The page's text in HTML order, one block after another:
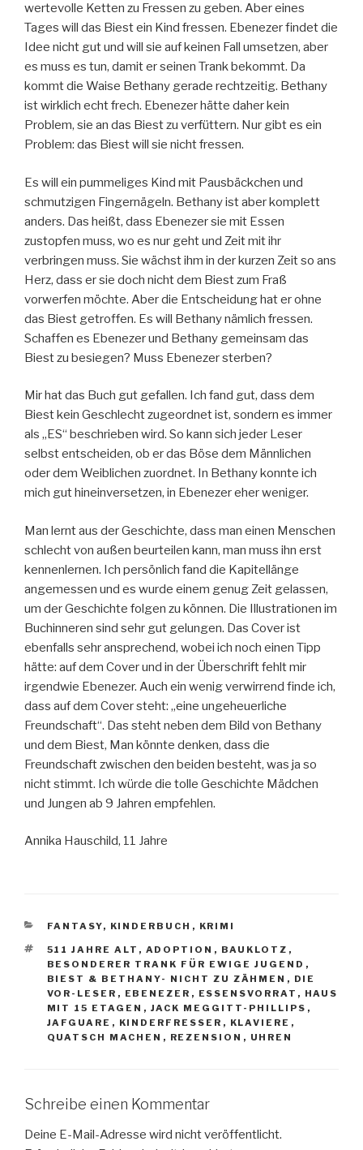
wertevolle Ketten zu Fressen zu geben. Aber eines
Tages will das Biest ein Kind fressen. Ebenezer findet die
Idee nicht gut und will sie auf keinen Fall umsetzen, aber
es muss es tun, damit er seinen Trank bekommt. Da
kommt die Waise Bethany gerade rechtzeitig. Bethany
ist wirklich echt frech. Ebenezer hätte daher kein
Problem, sie an das Biest zu verfüttern. Nur gibt es ein
Problem: das Biest will sie nicht fressen.
Es will ein pummeliges Kind mit Pausbäckchen und
schmutzigen Fingernägeln. Bethany ist aber komplett
anders. Das heißt, dass Ebenezer sie mit Essen
zustopfen muss, wo es nur geht und Zeit mit ihr
verbringen muss. Sie wächst ihm in der kurzen Zeit so ans
Herz, dass er sie doch nicht dem Biest zum Fraß
vorwerfen möchte. Aber die Entscheidung hat er ohne
das Biest getroffen. Es will Bethany nämlich fressen.
Schaffen es Ebenezer und Bethany gemeinsam das
Biest zu besiegen? Muss Ebenezer sterben?
Mir hat das Buch gut gefallen. Ich fand gut, dass dem
Biest kein Geschlecht zugeordnet ist, sondern es immer
als „ES“ beschrieben wird. So kann sich jeder Leser
selbst entscheiden, ob er das Böse dem Männlichen
oder dem Weiblichen zuordnet. In Bethany konnte ich
mich gut hineinversetzen, in Ebenezer eher weniger.
Man lernt aus der Geschichte, dass man einen Menschen
schlecht von außen beurteilen kann, man muss ihn erst
kennenlernen. Ich persönlich fand die Kapitellänge
angemessen und es wurde einem genug Zeit gelassen,
um der Geschichte folgen zu können. Die Illustrationen im
Buchinneren sind sehr gut gelungen. Das Cover ist
ebenfalls sehr ansprechend, wobei ich noch einen Tipp
hätte: auf dem Cover und in der Überschrift fehlt mir
irgendwie Ebenezer. Auch ein wenig verwirrend finde ich,
dass auf dem Cover steht: „eine ungeheuerliche
Freundschaft“. Das steht neben dem Bild von Bethany
und dem Biest, Man könnte denken, dass die
Freundschaft zwischen den beiden besteht, was ja so
nicht stimmt. Ich würde die tolle Geschichte Mädchen
und Jungen ab 9 Jahren empfehlen.
Annika Hauschild, 11 Jahre
KATEGORIEN
FANTASY, KINDERBUCH , KRIMI
SCHLAGWÖRTER
511 JAHRE ALT , ADOPTION , BAUKLOTZ ,
BESONDERER TRANK FÜR EWIGE JUGEND ,
BIEST & BETHANY- NICHT ZU ZÄHMEN , DIE
VOR-LESER , EBENEZER , ESSENSVORRAT , HAUS
MIT 15 ETAGEN , JACK MEGGITT-PHILLIPS ,
JAFGUARE , KINDERFRESSER , KLAVIERE ,
QUATSCH MACHEN , REZENSION , UHREN
Schreibe einen Kommentar
Deine E-Mail-Adresse wird nicht veröffentlicht.